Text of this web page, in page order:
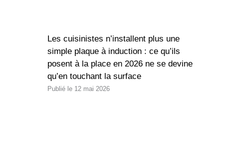
Les cuisinistes n’installent plus une
simple plaque à induction : ce qu’ils
posent à la place en 2026 ne se devine
qu’en touchant la surface
12 mai 2026